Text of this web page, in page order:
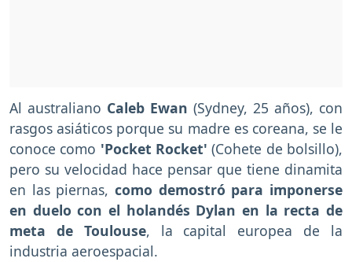
Al australiano Caleb Ewan (Sydney, 25 años), con
rasgos asiáticos porque su madre es coreana, se le
conoce como 'Pocket Rocket' (Cohete de bolsillo),
pero su velocidad hace pensar que tiene dinamita
en las piernas, como demostró para imponerse
en duelo con el holandés Dylan en la recta de
meta de Toulouse, la capital europea de la
industria aeroespacial.